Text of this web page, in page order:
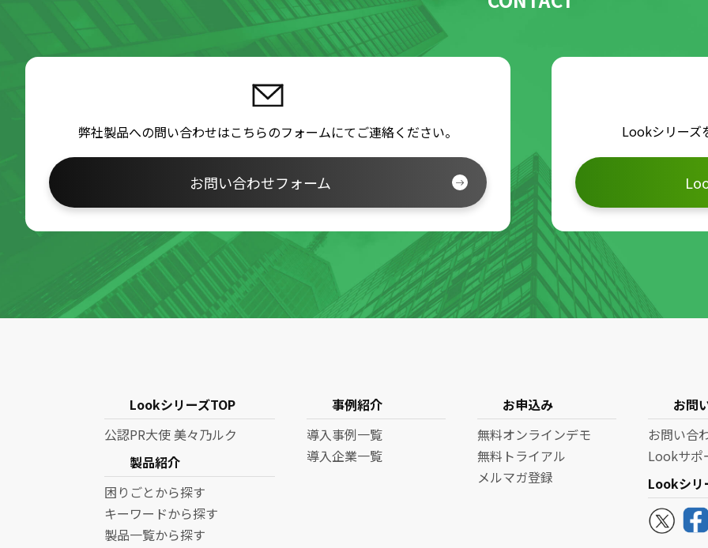
弊社製品への問い合わせはこちらのフォームにてご連絡ください。
お問い合わせフォーム
Lookシリーズ
LookシリーズTOP
公認PR大使 美々乃ルク
製品紹介
困りごとから探す
キーワードから探す
製品一覧から探す
事例紹介
導入事例一覧
導入企業一覧
お申込み
無料オンラインデモ
無料トライアル
メルマガ登録
お問
お問い合
Lookサポ
Lookシリ